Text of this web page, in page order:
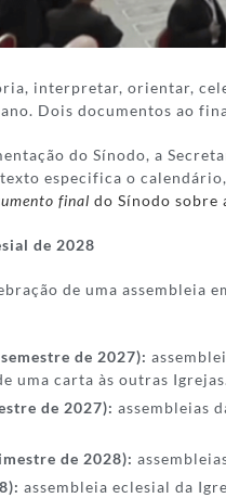
interpretar, orientar,
Dois documentos ao
do Sínodo, a
especifica o
final do Sínodo sobre
de 2028
de uma assembleia
de 2027):
uma carta às outras
de 2027): assembleias
de 2028):
assembleia eclesial da